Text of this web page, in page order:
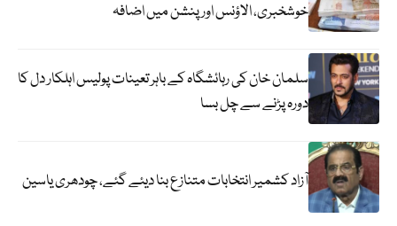
خوشخبری، الاؤنس اور پنشن میں اضافہ
سلمان خان کی رہائشگاہ کے باہر تعینات پولیس اہلکار دل کا
دورہ پڑنے سے چل بسا
آزاد کشمیر انتخابات متنازع بنا دیئے گئے، چودھری یاسین